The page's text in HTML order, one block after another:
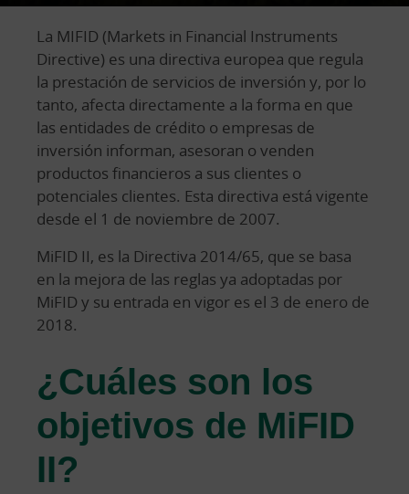
La MIFID (Markets in Financial Instruments
Directive) es una directiva europea que regula
la prestación de servicios de inversión y, por lo
tanto, afecta directamente a la forma en que
las entidades de crédito o empresas de
inversión informan, asesoran o venden
productos financieros a sus clientes o
potenciales clientes. Esta directiva está vigente
desde el 1 de noviembre de 2007.
MiFID II, es la Directiva 2014/65, que se basa
en la mejora de las reglas ya adoptadas por
MiFID y su entrada en vigor es el 3 de enero de
2018.
¿Cuáles son los
objetivos de MiFID
II?